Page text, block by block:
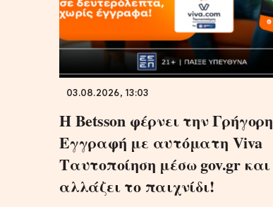
03.08.2026, 13:03
Η Betsson φέρνει την Γρήγορη
Εγγραφή με αυτόματη Viva
Ταυτοποίηση μέσω gov.gr και
αλλάζει το παιχνίδι!